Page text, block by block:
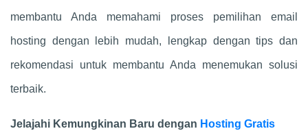
membantu Anda memahami proses pemilihan email
hosting dengan lebih mudah, lengkap dengan tips dan
rekomendasi untuk membantu Anda menemukan solusi
terbaik.
Jelajahi Kemungkinan Baru dengan Hosting Gratis